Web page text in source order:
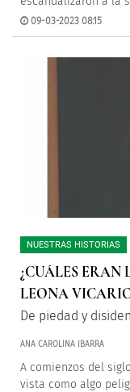
09-03-2023 08:15
NUESTRAS HISTORIAS
¿CUÁLES ERAN
LEONA
De piedad y
ANA CAROLINA IBARRA
A comienzos del
vista como algo